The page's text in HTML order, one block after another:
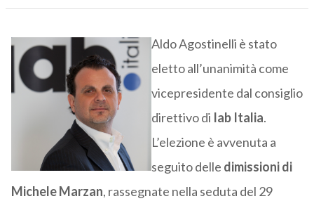
Aldo Agostinelli è stato
eletto all’unanimità come
vicepresidente dal consiglio
direttivo di Iab Italia.
L’elezione è avvenuta a
seguito delle dimissioni di
Michele Marzan, rassegnate nella seduta del 29